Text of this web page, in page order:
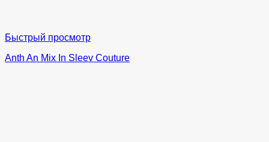
Быстрый просмотр
Anth An Mix In Sleev Couture